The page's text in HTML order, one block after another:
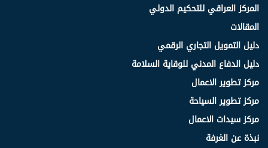
المركز العراقي للتحكيم الدولي
المقالات
دليل التمويل التجاري الرقمي
دليل الدفاع المدني للوقاية السلامة
مركز تطوير الاعمال
مركز تطوير السياحة
مركز سيدات الاعمال
نبذة عن الغرفة